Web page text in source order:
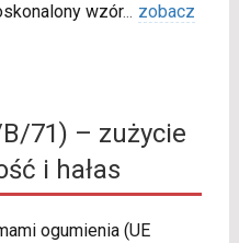
wzór... zobacz
71) – zużycie
i hałas
ogumienia (UE